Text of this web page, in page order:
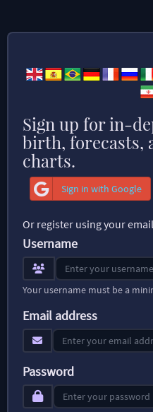
Sign up for in-
birth, forecasts,
charts.
Sign in with Google
Or register using your
Username
Your username must be a
Email address
Password